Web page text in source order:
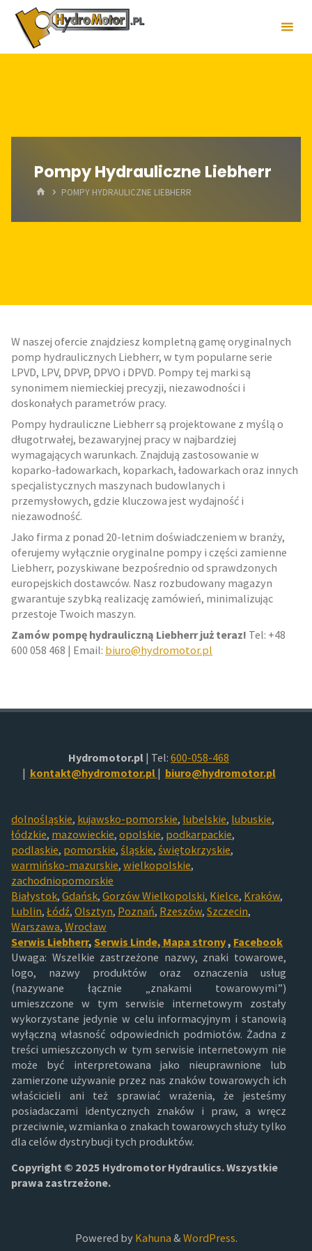
content
Pompy Hydrauliczne Liebherr
HOMEPOMPY HYDRAULICZNE LIEBHERR
W naszej ofercie znajdziesz kompletną gamę oryginalnych
pomp hydraulicznych Liebherr, w tym popularne serie
LPVD, LPV, DPVP, DPVO i DPVD. Pompy tej marki są
synonimem niemieckiej precyzji, niezawodności i
doskonałych parametrów pracy.
Pompy hydrauliczne Liebherr są projektowane z myślą o
długotrwałej, bezawaryjnej pracy w najbardziej
wymagających warunkach. Znajdują zastosowanie w
koparko-ładowarkach, koparkach, ładowarkach oraz innych
specjalistycznych maszynach budowlanych i
przemysłowych, gdzie kluczowa jest wydajność i
niezawodność.
Jako firma z ponad 20-letnim doświadczeniem w branży,
oferujemy wyłącznie oryginalne pompy i części zamienne
Liebherr, pozyskiwane bezpośrednio od sprawdzonych
europejskich dostawców. Nasz rozbudowany magazyn
gwarantuje szybką realizację zamówień, minimalizując
przestoje Twoich maszyn.
Zamów pompę hydrauliczną Liebherr już teraz! Tel: +48
600 058 468 | Email: biuro@hydromotor.pl
Hydromotor.pl | Tel:600-058-468
| kontakt@hydromotor.pl | biuro@hydromotor.pl
dolnośląskie, kujawsko-pomorskie, lubelskie, lubuskie,
łódzkie, mazowieckie,opolskie, podkarpackie,
podlaskie, pomorskie,śląskie,świętokrzyskie,
warmińsko-mazurskie,wielkopolskie,
zachodniopomorskie
Białystok,Gdańsk,Gorzów Wielkopolski, Kielce, Kraków,
Lublin,Łódź,Olsztyn, Poznań, Rzeszów,Szczecin,
Warszawa,Wrocław
Serwis Liebherr,Serwis Linde, Mapa strony, Facebook
Uwaga: Wszelkie zastrzeżone nazwy, znaki towarowe,
logo, nazwy produktów oraz oznaczenia usług
(nazywane łącznie „znakami towarowymi”)
umieszczone w tym serwisie internetowym zostały
wykorzystane jedynie w celu informacyjnym i stanowią
wyłączną własność odpowiednich podmiotów. Żadna z
treści umieszczonych w tym serwisie internetowym nie
może być interpretowana jako nieuprawnione lub
zamierzone używanie przez nas znaków towarowych ich
właścicieli ani też sprawiać wrażenia, że jesteśmy
posiadaczami identycznych znaków i praw, a wręcz
przeciwnie, wzmianka o znakach towarowych służy tylko
dla celów dystrybucji tych produktów.
Copyright © 2025 Hydromotor Hydraulics. Wszystkie
prawa zastrzeżone.
Powered byKahuna & WordPress.